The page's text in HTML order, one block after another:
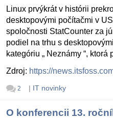
Linux prvýkrát v histórii
desktopovými počítačmi v
spoločnosti StatCounter za
podiel na trhu s
kategóriu „ Neznámy “, ktorá
Zdroj: https://
2 | IT novinky
O konferencii 13.